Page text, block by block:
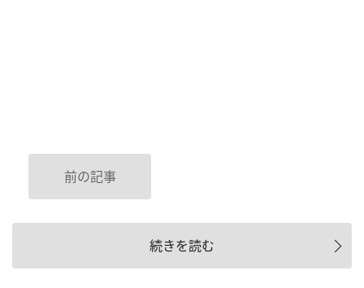
前の記事
続きを読む